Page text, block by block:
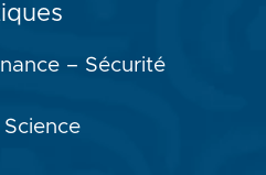
– Sécurité